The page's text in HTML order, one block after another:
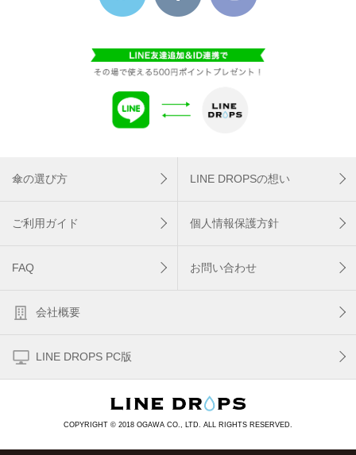
傘の選び方 LINE DROPSの想い
ご利用ガイド 個人情報保護方針
FAQ お問い合わせ
会社概要
LINE DROPS PC版
COPYRIGHT © 2018 OGAWA CO., LTD. ALL RIGHTS RESERVED.